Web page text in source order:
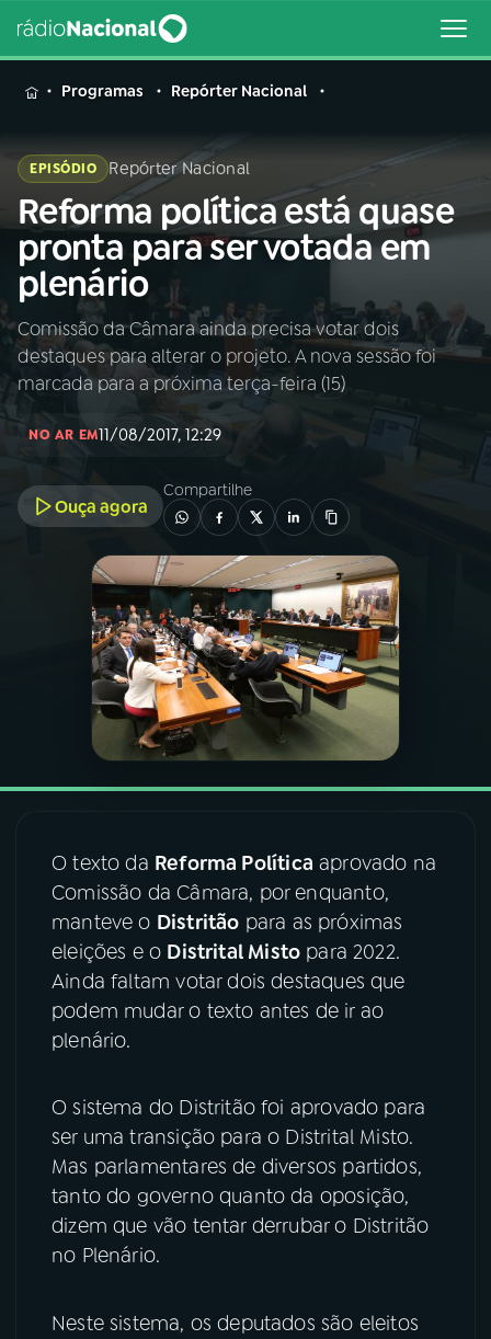
MENU
Buscar
na
Rádio
Nacional
Buscar
AO VIVO
INÍCIO
PROGRAMAS
PODCASTS
VIDEOCASTS
08 FESTIVAL DE MÚSICA
ACOMPANHE A RÁDIO NACIONAL
YouTube Facebook
TikTok
Programas Repórter Nacional
EPISÓDIO Repórter Nacional
Reforma política está quase
pronta para ser votada em
plenário
Comissão da Câmara ainda precisa votar dois
destaques para alterar o projeto. A nova sessão foi
marcada para a próxima terça-feira (15)
NO AR EM11/08/2017, 12:29
Ouça agora
Compartilhe
O texto da Reforma Política aprovado na
Comissão da Câmara, por enquanto,
manteve o Distritão para as próximas
eleições e o Distrital Misto para 2022.
Ainda faltam votar dois destaques que
podem mudar o texto antes de ir ao
plenário.
O sistema do Distritão foi aprovado para
ser uma transição para o Distrital Misto.
Mas parlamentares de diversos partidos,
tanto do governo quanto da oposição,
dizem que vão tentar derrubar o Distritão
no Plenário.
Neste sistema, os deputados são eleitos